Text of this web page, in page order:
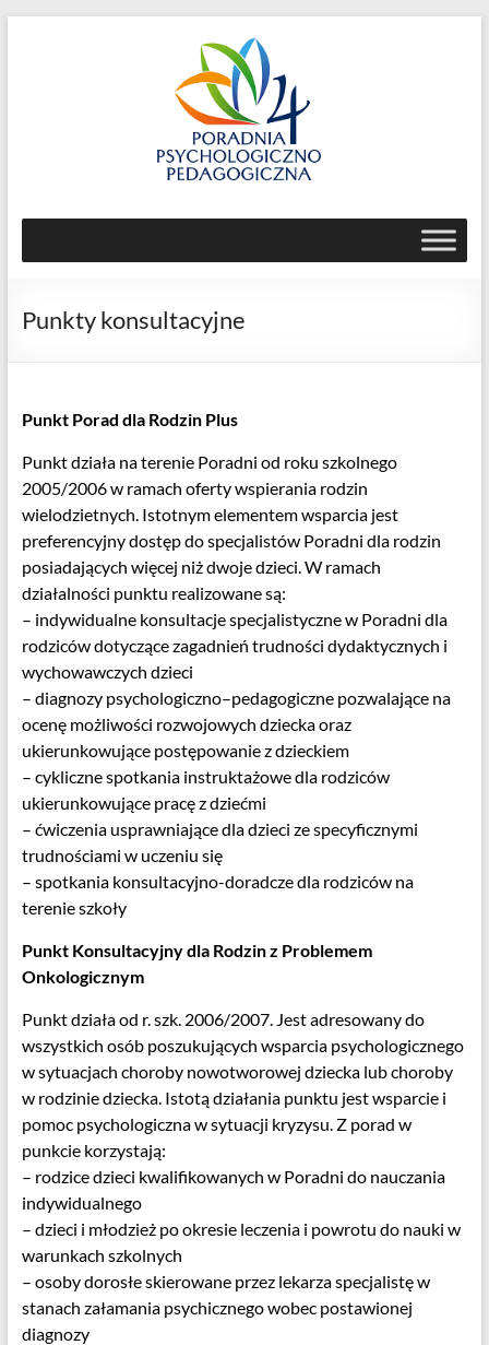
Poradnia
Psychologiczno-
nr
ul.
59,
53-
426
Wrocław
Punkty konsultacyjne
Punkt Porad dla Rodzin Plus
Punkt działa na terenie Poradni od roku szkolnego
2005/2006 w ramach oferty wspierania rodzin
wielodzietnych. Istotnym elementem wsparcia jest
preferencyjny dostęp do specjalistów Poradni dla rodzin
posiadających więcej niż dwoje dzieci. W ramach
działalności punktu realizowane są:
– indywidualne konsultacje specjalistyczne w Poradni dla
rodziców dotyczące zagadnień trudności dydaktycznych i
wychowawczych dzieci
– diagnozy psychologiczno–pedagogiczne pozwalające na
ocenę możliwości rozwojowych dziecka oraz
ukierunkowujące postępowanie z dzieckiem
– cykliczne spotkania instruktażowe dla rodziców
ukierunkowujące pracę z dziećmi
– ćwiczenia usprawniające dla dzieci ze specyficznymi
trudnościami w uczeniu się
– spotkania konsultacyjno-doradcze dla rodziców na
terenie szkoły
Punkt Konsultacyjny dla Rodzin z Problemem
Onkologicznym
Punkt działa od r. szk. 2006/2007. Jest adresowany do
wszystkich osób poszukujących wsparcia psychologicznego
w sytuacjach choroby nowotworowej dziecka lub choroby
w rodzinie dziecka. Istotą działania punktu jest wsparcie i
pomoc psychologiczna w sytuacji kryzysu. Z porad w
punkcie korzystają:
– rodzice dzieci kwalifikowanych w Poradni do nauczania
indywidualnego
– dzieci i młodzież po okresie leczenia i powrotu do nauki w
warunkach szkolnych
– osoby dorosłe skierowane przez lekarza specjalistę w
stanach załamania psychicznego wobec postawionej
diagnozy